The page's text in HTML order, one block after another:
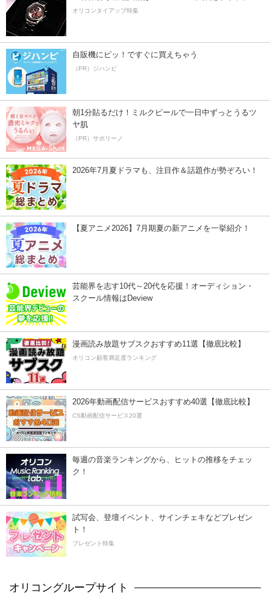
オリコンタイアップ特集
自販機にピッ！ですぐに買えちゃう
（PR）ジハンピ
朝1分貼るだけ！ミルクピールで一日中ずっとうるツ
ヤ肌
（PR）サボリーノ
2026年7月夏ドラマも、注目作＆話題作が勢ぞろい！
【夏アニメ2026】7月期夏の新アニメを一挙紹介！
芸能界を志す10代～20代を応援！オーディション・
スクール情報はDeview
漫画読み放題サブスクおすすめ11選【徹底比較】
オリコン顧客満足度ランキング
2026年動画配信サービスおすすめ40選【徹底比較】
CS動画配信サービス20選
毎週の音楽ランキングから、ヒットの推移をチェッ
ク！
試写会、登壇イベント、サインチェキなどプレゼン
ト！
プレゼント特集
オリコングループサイト